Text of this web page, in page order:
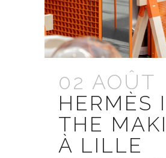
02 AOÛT
HERMÈS
THE
À LILLE